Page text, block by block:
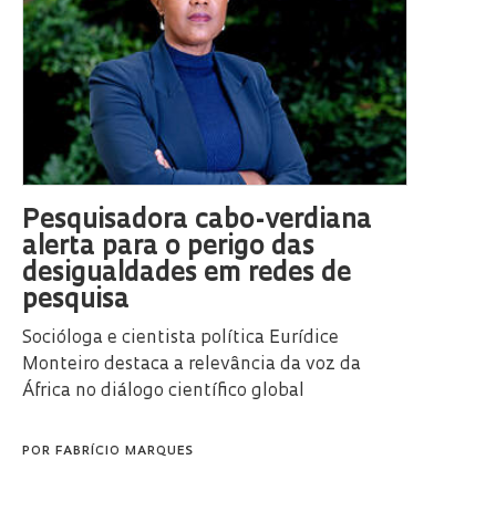
Pesquisadora cabo-verdiana
alerta para o perigo das
desigualdades em redes de
pesquisa
Socióloga e cientista política Eurídice
Monteiro destaca a relevância da voz da
África no diálogo científico global
POR FABRÍCIO MARQUES